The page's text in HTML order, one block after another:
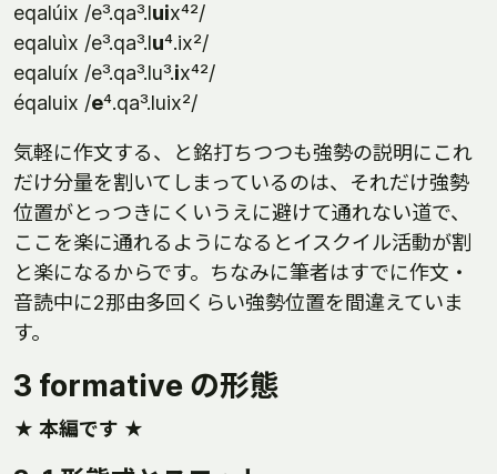
eqalúix /e³.qa³.luix⁴²/
eqaluìx /e³.qa³.lu⁴.ix²/
eqaluíx /e³.qa³.lu³.ix⁴²/
éqaluix /e⁴.qa³.luix²/
気軽に作文する、と銘打ちつつも強勢の説明にこれ
だけ分量を割いてしまっているのは、それだけ強勢
位置がとっつきにくいうえに避けて通れない道で、
ここを楽に通れるようになるとイスクイル活動が割
と楽になるからです。ちなみに筆者はすでに作文・
音読中に2那由多回くらい強勢位置を間違えていま
す。
3 formative の形態
★ 本編です ★